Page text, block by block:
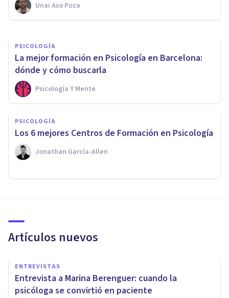
Unai Aso Poza
Arturo Torres
PSICOLOGÍA
La mejor formación en Psicología en Barcelona:
dónde y cómo buscarla
Psicología Y Mente
PSICOLOGÍA
Los 6 mejores Centros de Formación en Psicología
Jonathan García-Allen
Artículos nuevos
ENTREVISTAS
Entrevista a Marina Berenguer: cuando la
psicóloga se convirtió en paciente